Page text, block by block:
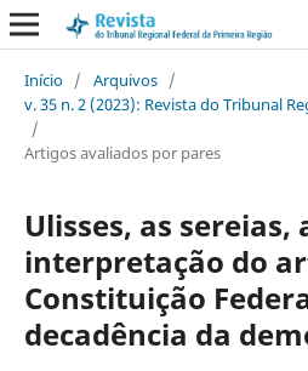
Início / Arquivos /
v. 35 n. 2 (2023): Revista do Tribunal
/
Artigos avaliados por pares
Ulisses, as sereias,
interpretação do
Constituição
decadência da